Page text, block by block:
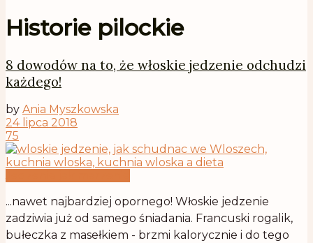
Historie pilockie
8 dowodów na to, że włoskie jedzenie odchudzi
każdego!
by Ania Myszkowska
24 lipca 2018
75
...nawet najbardziej opornego! Włoskie jedzenie
zadziwia już od samego śniadania. Francuski rogalik,
bułeczka z masełkiem - brzmi kalorycznie i do tego